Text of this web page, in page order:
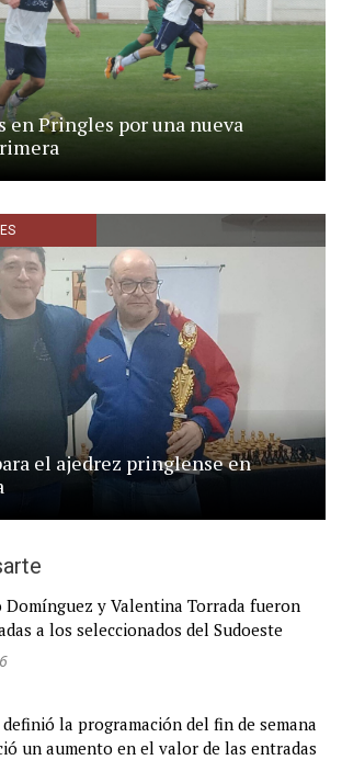
en Pringles por una nueva
el ajedrez pringlense en
Domínguez y Valentina Torrada fueron
a los seleccionados del Sudoeste
la programación del fin de semana
un aumento en el valor de las entradas